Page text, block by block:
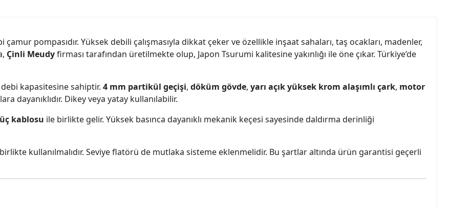
pompasıdır. Yüksek debili çalışmasıyla dikkat çeker ve özellikle inşaat sahaları, taş ocakları, madenler,
Çinli Meudyfirması tarafından üretilmekte olup, Japon Tsurumi kalitesine yakınlığı ile öne çıkar. Türkiye’de
kapasitesine sahiptir. 4 mm partikül geçişi, döküm gövde, yarı açık yüksek krom alaşımlı çark, motor
dayanıklıdır. Dikey veya yatay kullanılabilir.
kablosu ile birlikte gelir. Yüksek basınca dayanıklı mekanik keçesi sayesinde daldırma derinliği
kullanılmalıdır. Seviye flatörü de mutlaka sisteme eklenmelidir. Bu şartlar altında ürün garantisi geçerli